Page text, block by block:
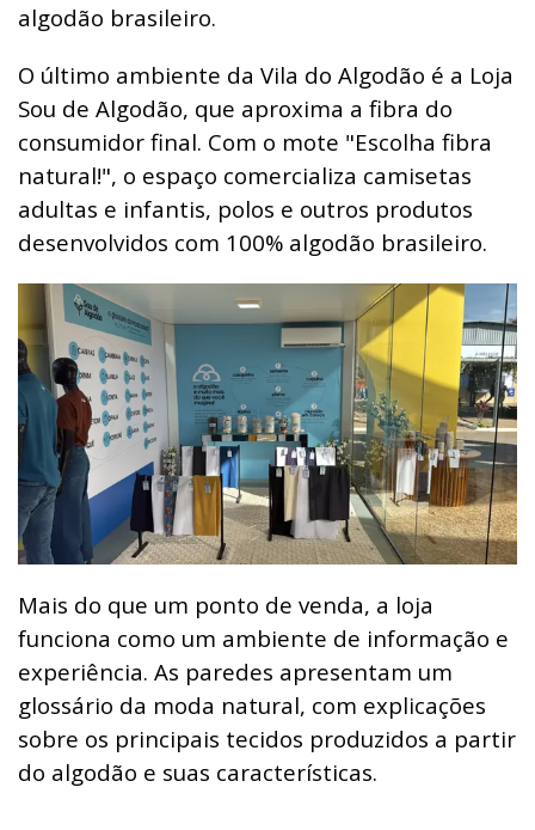
algodão brasileiro.
O último ambiente da Vila do Algodão é a Loja
Sou de Algodão, que aproxima a fibra do
consumidor final. Com o mote "Escolha fibra
natural!", o espaço comercializa camisetas
adultas e infantis, polos e outros produtos
desenvolvidos com 100% algodão brasileiro.
Mais do que um ponto de venda, a loja
funciona como um ambiente de informação e
experiência. As paredes apresentam um
glossário da moda natural, com explicações
sobre os principais tecidos produzidos a partir
do algodão e suas características.